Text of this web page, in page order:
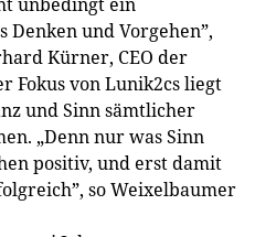
und Vorgehen”,
Kürner, CEO der
Fokus von Lunik2cs liegt
und Sinn sämtlicher
„Denn nur was Sinn
positiv, und erst damit
so Weixelbaumer